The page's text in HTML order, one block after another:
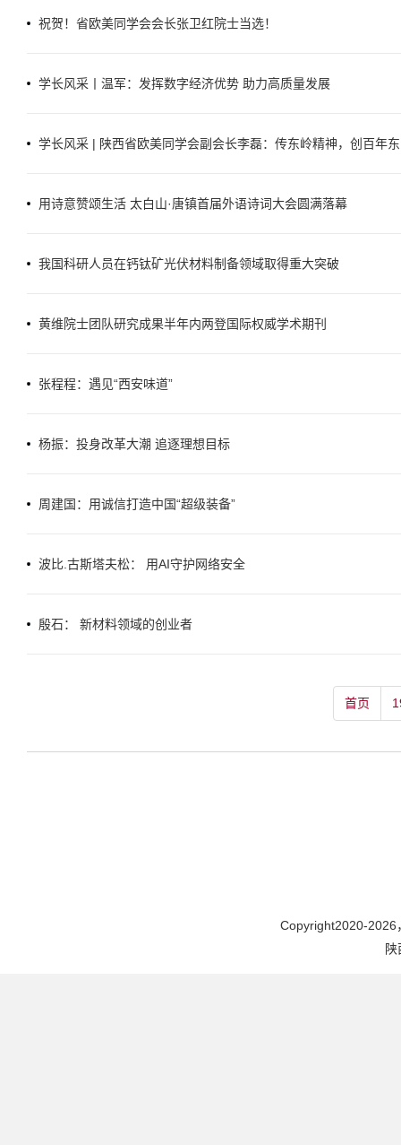
祝贺！省欧美同学会会长张卫红院士当选！
学长风采丨温军：发挥数字经济优势 助力高质量发展
学长风采 | 陕西省欧美同学会副会长李磊：传东岭精神，创百年
用诗意赞颂生活 太白山·唐镇首届外语诗词大会圆满落幕
我国科研人员在钙钛矿光伏材料制备领域取得重大突破
黄维院士团队研究成果半年内两登国际权威学术期刊
张程程：遇见“西安味道”
杨振：投身改革大潮 追逐理想目标
周建国：用诚信打造中国“超级装备”
波比.古斯塔夫松： 用AI守护网络安全
殷石： 新材料领域的创业者
首页
Copyright2020-2026